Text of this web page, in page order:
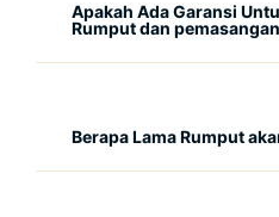
Apakah Ada Garansi
Rumput dan
Berapa Lama Rumput